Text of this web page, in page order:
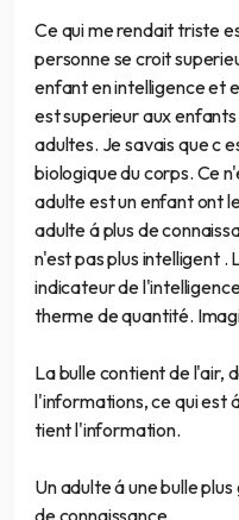
Ce qui me rendait triste
personne se croit
enfant en intelligence et
est superieur aux
adultes. Je savais que c
biologique du corps. Ce
adulte est un enfant ont
adulte á plus de
n'est pas plus intelligent .
indicateur de
therme de quantité.
La bulle contient de l'air,
l'informations, ce qui est
tient l'information.
Un adulte á une bulle
de connaissance.